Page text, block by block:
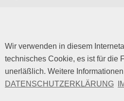
Wir verwenden in diesem
technisches Cookie, es ist für die
unerläßlich. Weitere
DATENSCHUTZERKLÄRUNG